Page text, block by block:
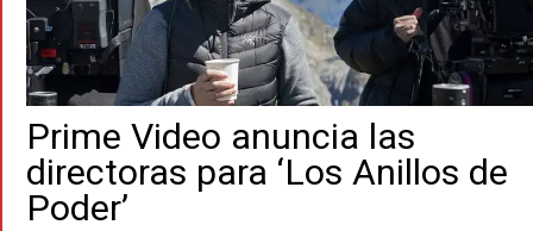
Prime Video anuncia las
directoras para ‘Los Anillos de
Poder’